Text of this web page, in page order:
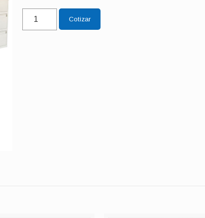
Linea
Premium
Cotizar